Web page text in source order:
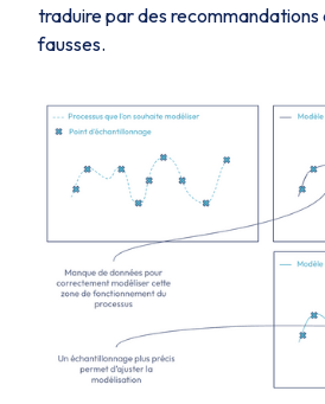
traduire par des
fausses.